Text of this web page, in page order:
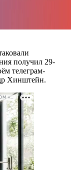
получил 29-
телеграм-
Хинштейн.
РЕКЛАМА • ООО СТРОИТЕЛЬНЫЙ ТОРГОВЫЙ ДОМ «ПЕТРОВИЧ». ИНН: 7802348846